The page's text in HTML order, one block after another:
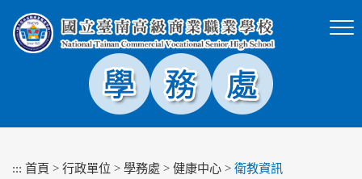
塊
::: 首頁 > 行政單位 > 學務處 > 健康中心 > 衛教資訊